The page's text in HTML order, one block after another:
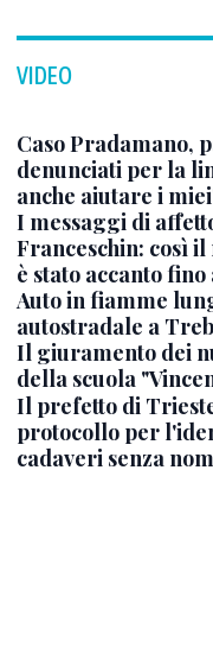
VIDEO
Caso Pradamano,
denunciati per la
anche aiutare i
I messaggi di
Franceschin: così
è stato accanto
Auto in fiamme
autostradale a
Il giuramento dei
della scuola
Il prefetto di
protocollo per
cadaveri senza